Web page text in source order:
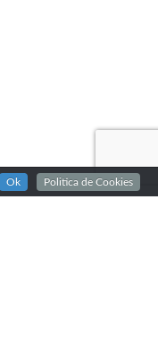
Ok Politica de Cookies